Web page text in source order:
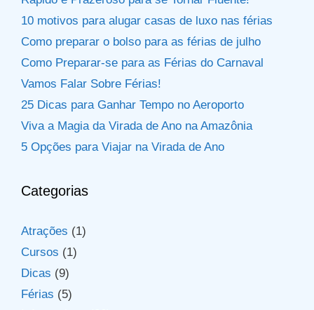
10 motivos para alugar casas de luxo nas férias
Como preparar o bolso para as férias de julho
Como Preparar-se para as Férias do Carnaval
Vamos Falar Sobre Férias!
25 Dicas para Ganhar Tempo no Aeroporto
Viva a Magia da Virada de Ano na Amazônia
5 Opções para Viajar na Virada de Ano
Categorias
Atrações (1)
Cursos (1)
Dicas (9)
Férias (5)